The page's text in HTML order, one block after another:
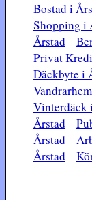
Bostad i
Shopping i
Årstad
Privat
Däckbyte i
Vinterdäck
Årstad
Årstad
Årstad